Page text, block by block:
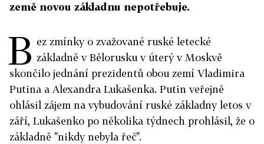
země novou základnu nepotřebuje.
B ez zmínky o zvažované ruské letecké
základně v Bělorusku v úterý v Moskvě
skončilo jednání prezidentů obou zemí Vladimira
Putina a Alexandra Lukašenka. Putin veřejně
ohlásil zájem na vybudování ruské základny letos v
září, Lukašenko po několika týdnech prohlásil, že o
základně "nikdy nebyla řeč".